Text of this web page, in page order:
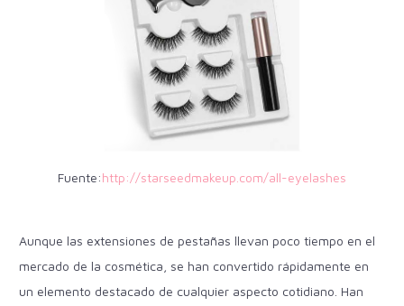
Fuente:http://starseedmakeup.com/all-eyelashes
Aunque las extensiones de pestañas llevan poco tiempo en el
mercado de la cosmética, se han convertido rápidamente en
un elemento destacado de cualquier aspecto cotidiano. Han